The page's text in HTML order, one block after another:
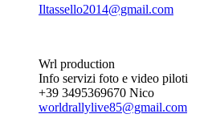
Iltassello2014@gmail.com
Wrl production
Info servizi foto e video piloti
+39 3495369670 Nico
worldrallylive85@gmail.com